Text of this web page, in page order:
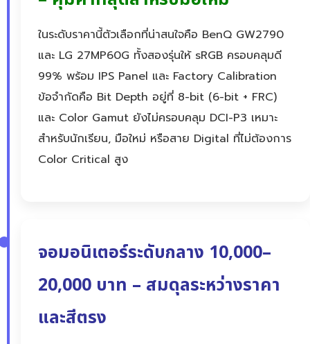
ในระดับราคานี้ตัวเลือกที่น่าสนใจคือ BenQ GW2790
และ LG 27MP60G ทั้งสองรุ่นให้ sRGB ครอบคลุมดี
99% พร้อม IPS Panel และ Factory Calibration
ข้อจำกัดคือ Bit Depth อยู่ที่ 8-bit (6-bit + FRC)
และ Color Gamut ยังไม่ครอบคลุม DCI-P3 เหมาะ
สำหรับนักเรียน, มือใหม่ หรือสาย Digital ที่ไม่ต้องการ
Color Critical สูง
จอมอนิเตอร์ระดับกลาง 10,000–
20,000 บาท – สมดุลระหว่างราคา
และสีตรง